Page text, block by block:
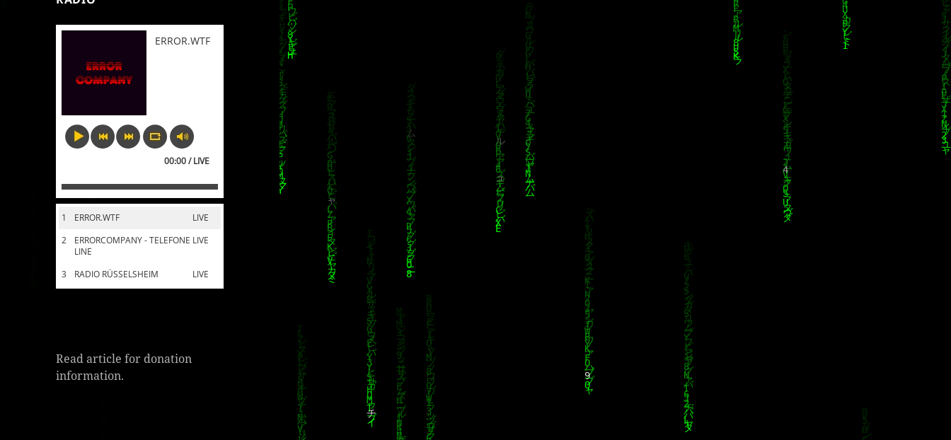
ERROR.WTF
00:00 / LIVE
1 LIVE
ERROR.WTF
2
LIVE
ERRORCOMPANY - TELEFONE
LINE
3
LIVE
RADIO RÜSSELSHEIM
Read article for donation
information.